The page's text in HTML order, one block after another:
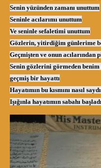
Senin yüzünden zamanı unuttum
Seninle acılarımı unuttum
Ve seninle sefaletimi unuttum
Gözlerin, yitirdiğim günlerime
Geçmişten ve onun acılarından
Senin gözlerini görmeden
geçmiş bir hayattı
Hayatımın bu kısmını nasıl
Işığınla hayatımın sabahı